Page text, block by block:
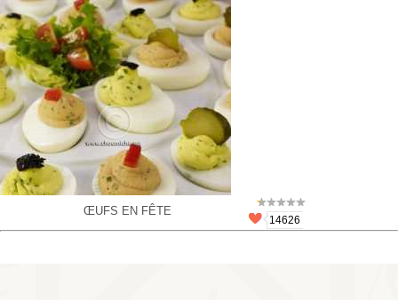
ŒUFS EN FÊTE
14626